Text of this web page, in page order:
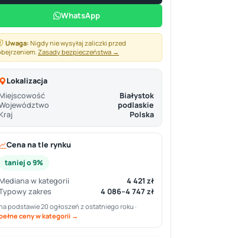
WhatsApp
Uwaga: Nigdy nie wysyłaj zaliczki przed
Zasady bezpieczeństwa →
Lokalizacja
Miejscowość
Białystok
podlaskie
Kraj
Polska
Cena na tle rynku
taniej o 9%
Mediana w kategorii
4 421 zł
zakres
4 086–4 747 zł
podstawie 20 ogłoszeń z ostatniego roku ·
ceny w kategorii →